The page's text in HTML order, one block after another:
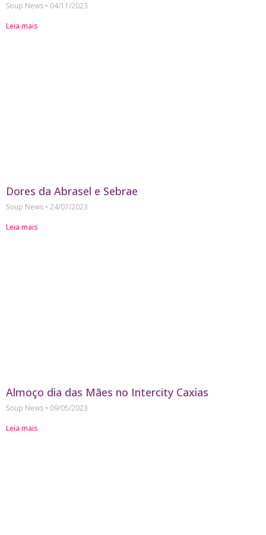
Soup News
04/11/2023
Leia mais
Dores da Abrasel e Sebrae
Soup News
24/07/2023
Leia mais
Almoço dia das Mães no Intercity Caxias
Soup News
09/05/2023
Leia mais